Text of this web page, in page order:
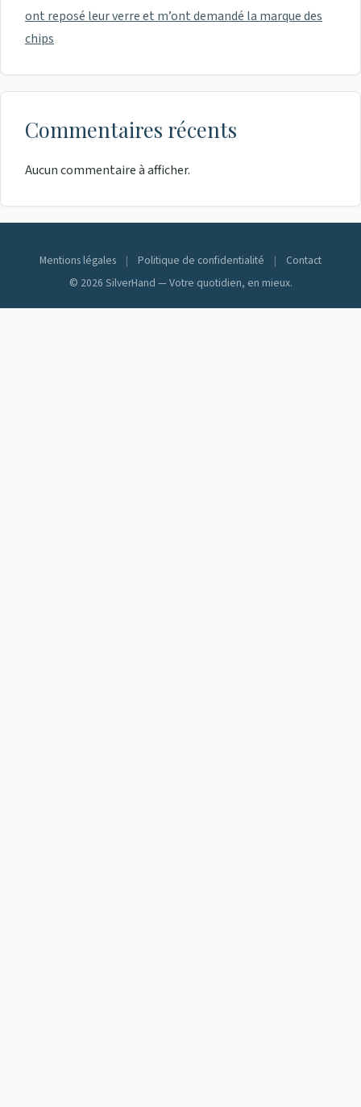
ont reposé leur verre et m’ont demandé la marque des
chips
Commentaires récents
Aucun commentaire à afficher.
Mentions légales | Politique de confidentialité |
Contact
© 2026 SilverHand — Votre quotidien, en mieux.